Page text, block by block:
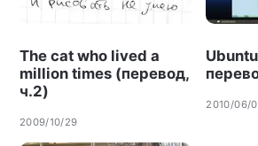
The cat who lived a
million times (перевод,
ч.2)
2009/10/29
2010/06/